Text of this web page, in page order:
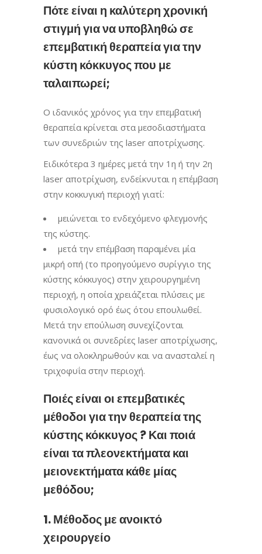
Πότε είναι η καλύτερη χρονική
στιγμή για να υποβληθώ σε
επεμβατική θεραπεία για την
κύστη κόκκυγος που με
ταλαιπωρεί;
Ο ιδανικός χρόνος για την επεμβατική
θεραπεία κρίνεται στα μεσοδιαστήματα
των συνεδριών της laser αποτρίχωσης.
Ειδικότερα 3 ημέρες μετά την 1η ή την 2η
laser αποτρίχωση, ενδείκνυται η επέμβαση
στην κοκκυγική περιοχή γιατί:
μειώνεται το ενδεχόμενο φλεγμονής
της κύστης.
μετά την επέμβαση παραμένει μία
μικρή οπή (το προηγούμενο συρίγγιο της
κύστης κόκκυγος) στην χειρουργημένη
περιοχή, η οποία χρειάζεται πλύσεις με
φυσιολογικό ορό έως ότου επουλωθεί.
Μετά την επούλωση συνεχίζονται
κανονικά οι συνεδρίες laser αποτρίχωσης,
έως να ολοκληρωθούν και να ανασταλεί η
τριχοφυΐα στην περιοχή.
Ποιές είναι οι επεμβατικές
μέθοδοι για την θεραπεία της
κύστης κόκκυγος ? Και ποιά
είναι τα πλεονεκτήματα και
μειονεκτήματα κάθε μίας
μεθόδου;
1. Μέθοδος με ανοικτό
χειρουργείο